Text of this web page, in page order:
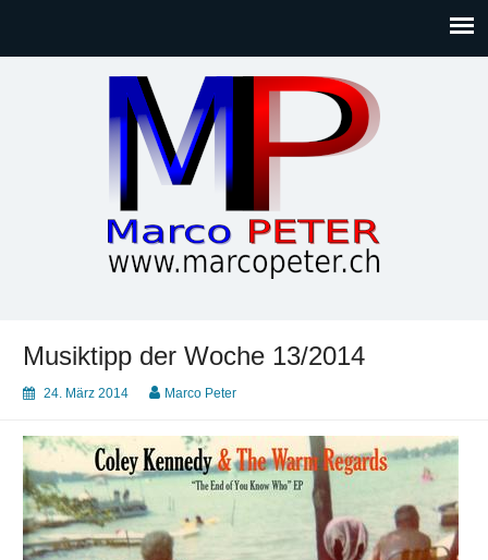
Musiktipp der Woche 13/2014
24. März 2014 Marco Peter